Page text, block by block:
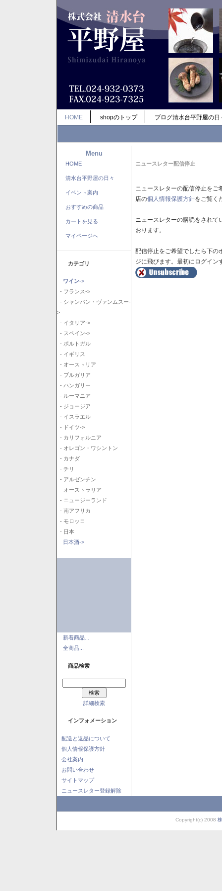
HOME shopのトップ ブログ清水台平野屋の日
Menu
HOME
清水台平野屋の日々
イベント案内
おすすめの商品
カートを見る
マイページへ
カテゴリ
ワイン->
- フランス->
- シャンパン・ヴァンムスー-
>
- イタリア->
- スペイン->
- ポルトガル
- イギリス
- オーストリア
- ブルガリア
- ハンガリー
- ルーマニア
- ジョージア
- イスラエル
- ドイツ->
- カリフォルニア
- オレゴン・ワシントン
- カナダ
- チリ
- アルゼンチン
- オーストラリア
- ニュージーランド
- 南アフリカ
- モロッコ
- 日本
日本酒->
新着商品...
全商品...
商品検索
詳細検索
インフォメーション
配送と返品について
個人情報保護方針
会社案内
お問い合わせ
サイトマップ
ニュースレター登録解除
ニュースレター配信停止
ニュースレターの配信停止を
店の個人情報保護方針をご覧く
ニュースレターの購読をされ
おります。
配信停止をご希望でしたら下の
ジに飛びます。最初にログイン
Copyright(c) 2008